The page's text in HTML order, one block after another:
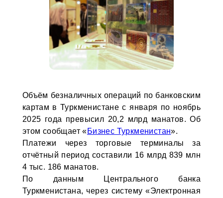
Объём безналичных операций по банковским
картам в Туркменистане с января по ноябрь
2025 года превысил 20,2 млрд манатов. Об
этом сообщает «Бизнес Туркменистан».
Платежи через торговые терминалы за
отчётный период составили 16 млрд 839 млн
4 тыс. 186 манатов.
По данным Центрального банка
Туркменистана, через систему «Электронная